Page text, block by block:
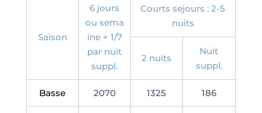
Saison
6 jours
ou sema
ine + 1/7
par nuit
suppl.
Courts sejours : 2-5
nuits
2 nuits
Nuit
suppl.
Basse 2070 1325 186